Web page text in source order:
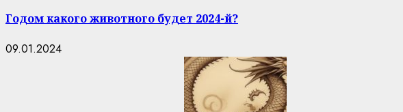
Годом какого животного будет 2024-й?
09.01.2024